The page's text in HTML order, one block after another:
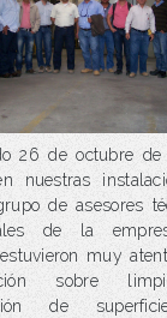
26 de octubre de
nuestras
de asesores
de la
muy
sobre
de